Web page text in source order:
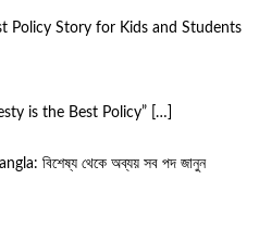
Policy Story for Kids and Students
is the Best Policy”
[…]
বিশেষ্য থেকে অব্যয় সব পদ জানুন